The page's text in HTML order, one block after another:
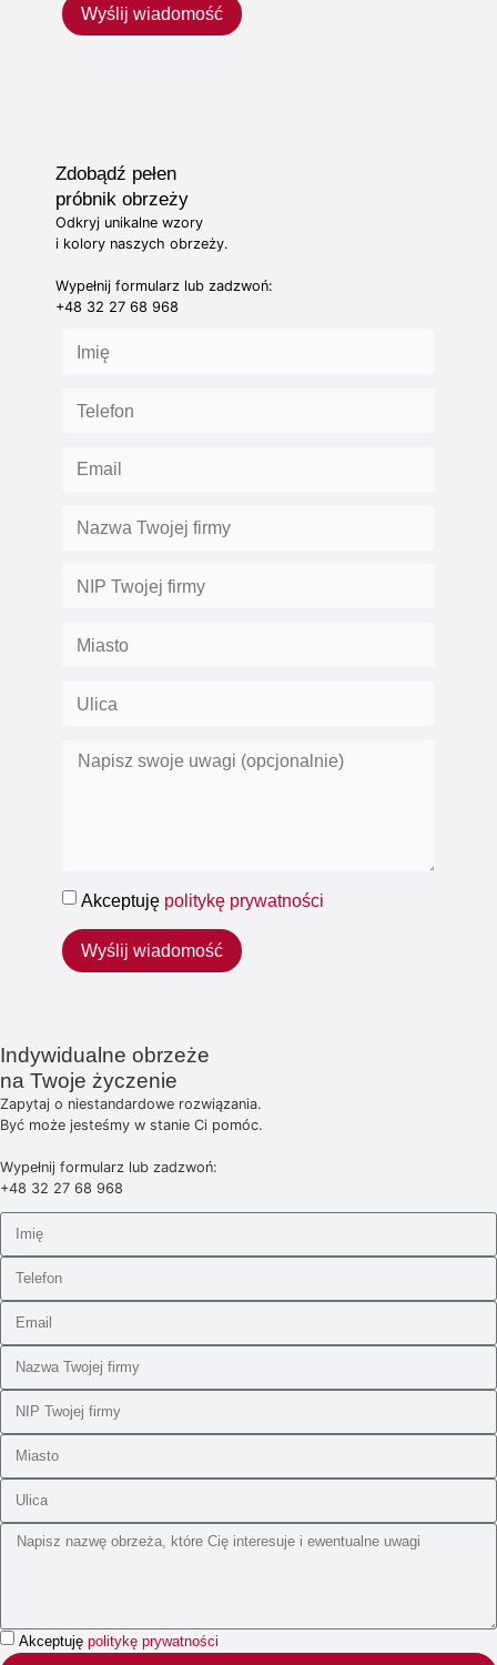
Wyślij wiadomość
Zdobądź pełen
próbnik obrzeży
Odkryj unikalne wzory
i kolory naszych obrzeży.
Wypełnij formularz lub zadzwoń:
+48 32 27 68 968
Akceptuję politykę prywatności
Wyślij wiadomość
Indywidualne obrzeże
na Twoje życzenie
Zapytaj o niestandardowe rozwiązania.
Być może jesteśmy w stanie Ci pomóc.
Wypełnij formularz lub zadzwoń:
+48 32 27 68 968
Akceptuję politykę prywatności